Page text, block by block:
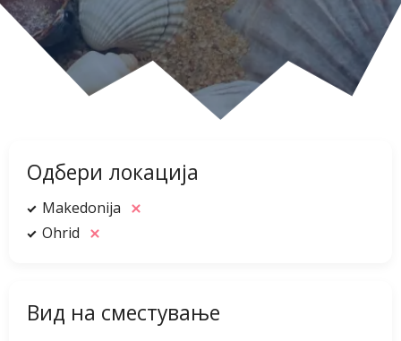
Одбери локација
Makedonija
Ohrid
Вид на сместување